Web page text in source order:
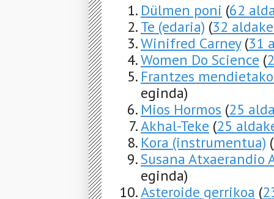
Dülmen poni (62
Te (edaria) (32
Winifred Carney (31
Women Do Science (
Frantzes
eginda)
Mios Hormos (25
Akhal-Teke (25
Kora (instrumentua) (
Susana Atxaerandio
eginda)
Asteroide gerrikoa (